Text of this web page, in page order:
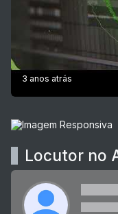
3 anos atrás
Locutor no